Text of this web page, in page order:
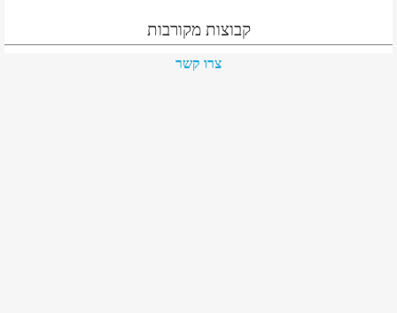
קבוצות מקורבות
צרו קשר